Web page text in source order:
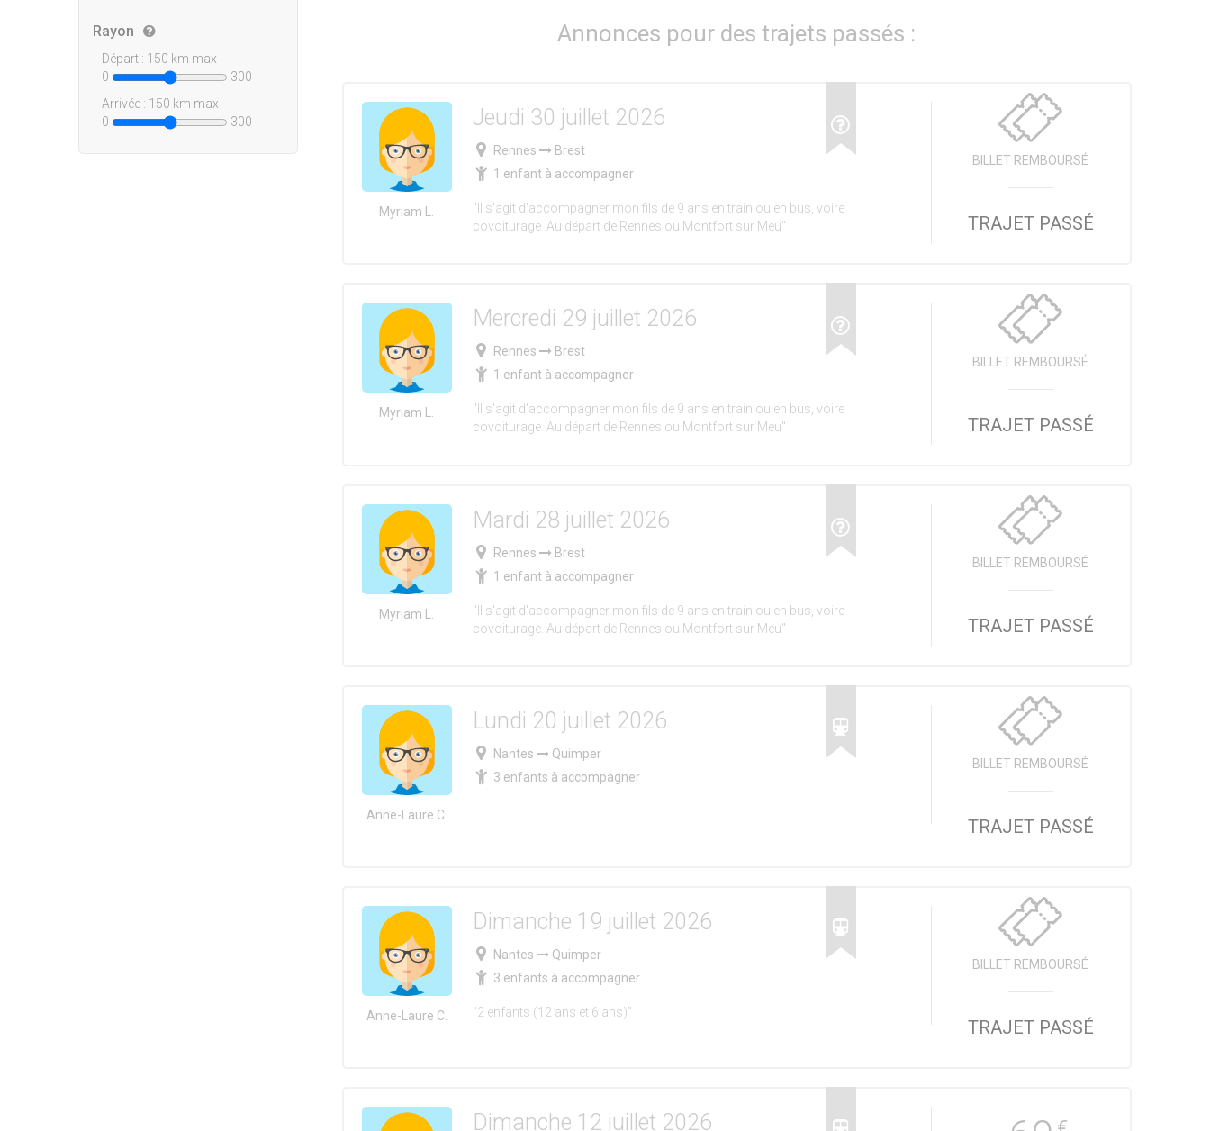
Rayon
Départ : 150 km max
0
300
Arrivée : 150 km max
0
300
Annonces pour des trajets passés :
Myriam L.
Jeudi 30 juillet 2026
Rennes
Brest
1 enfant à accompagner
"Il s'agit d'accompagner mon fils de 9 ans en train ou en bus, voire
covoiturage. Au départ de Rennes ou Montfort sur Meu"
BILLET REMBOURSÉ
TRAJET PASSÉ
Myriam L.
Mercredi 29 juillet 2026
Rennes
Brest
1 enfant à accompagner
"Il s'agit d'accompagner mon fils de 9 ans en train ou en bus, voire
covoiturage. Au départ de Rennes ou Montfort sur Meu"
BILLET REMBOURSÉ
TRAJET PASSÉ
Myriam L.
Mardi 28 juillet 2026
Rennes
Brest
1 enfant à accompagner
"Il s'agit d'accompagner mon fils de 9 ans en train ou en bus, voire
covoiturage. Au départ de Rennes ou Montfort sur Meu"
BILLET REMBOURSÉ
TRAJET PASSÉ
Anne-Laure C.
Lundi 20 juillet 2026
Nantes
Quimper
3 enfants à accompagner
BILLET REMBOURSÉ
TRAJET PASSÉ
Anne-Laure C.
Dimanche 19 juillet 2026
Nantes
Quimper
3 enfants à accompagner
"2 enfants (12 ans et 6 ans)"
BILLET REMBOURSÉ
TRAJET PASSÉ
Dimanche 12 juillet 2026